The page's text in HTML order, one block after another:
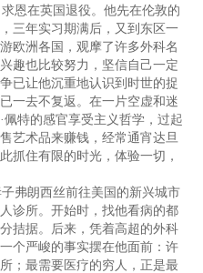
恩在英国退役。他先在伦敦的
三年实习期满后，又到东区一
欧洲各国，观摩了许多外科名
趣也比较努力，坚信自己一定
已让他沉重地认识到时世的捉
一去不复返。在一片空虚和迷
特的感官享受主义哲学，过起
艺术品来赚钱，经常通宵达旦
抓住有限的时光，体验一切，
弗朗西丝前往美国的新兴城市
诊所。开始时，找他看病的都
拮据。后来，凭着高超的外科
个严峻的事实摆在他面前：许
；最需要医疗的穷人，正是最